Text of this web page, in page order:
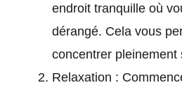
endroit tranquille où
dérangé. Cela vous
concentrer pleinement
Relaxation :